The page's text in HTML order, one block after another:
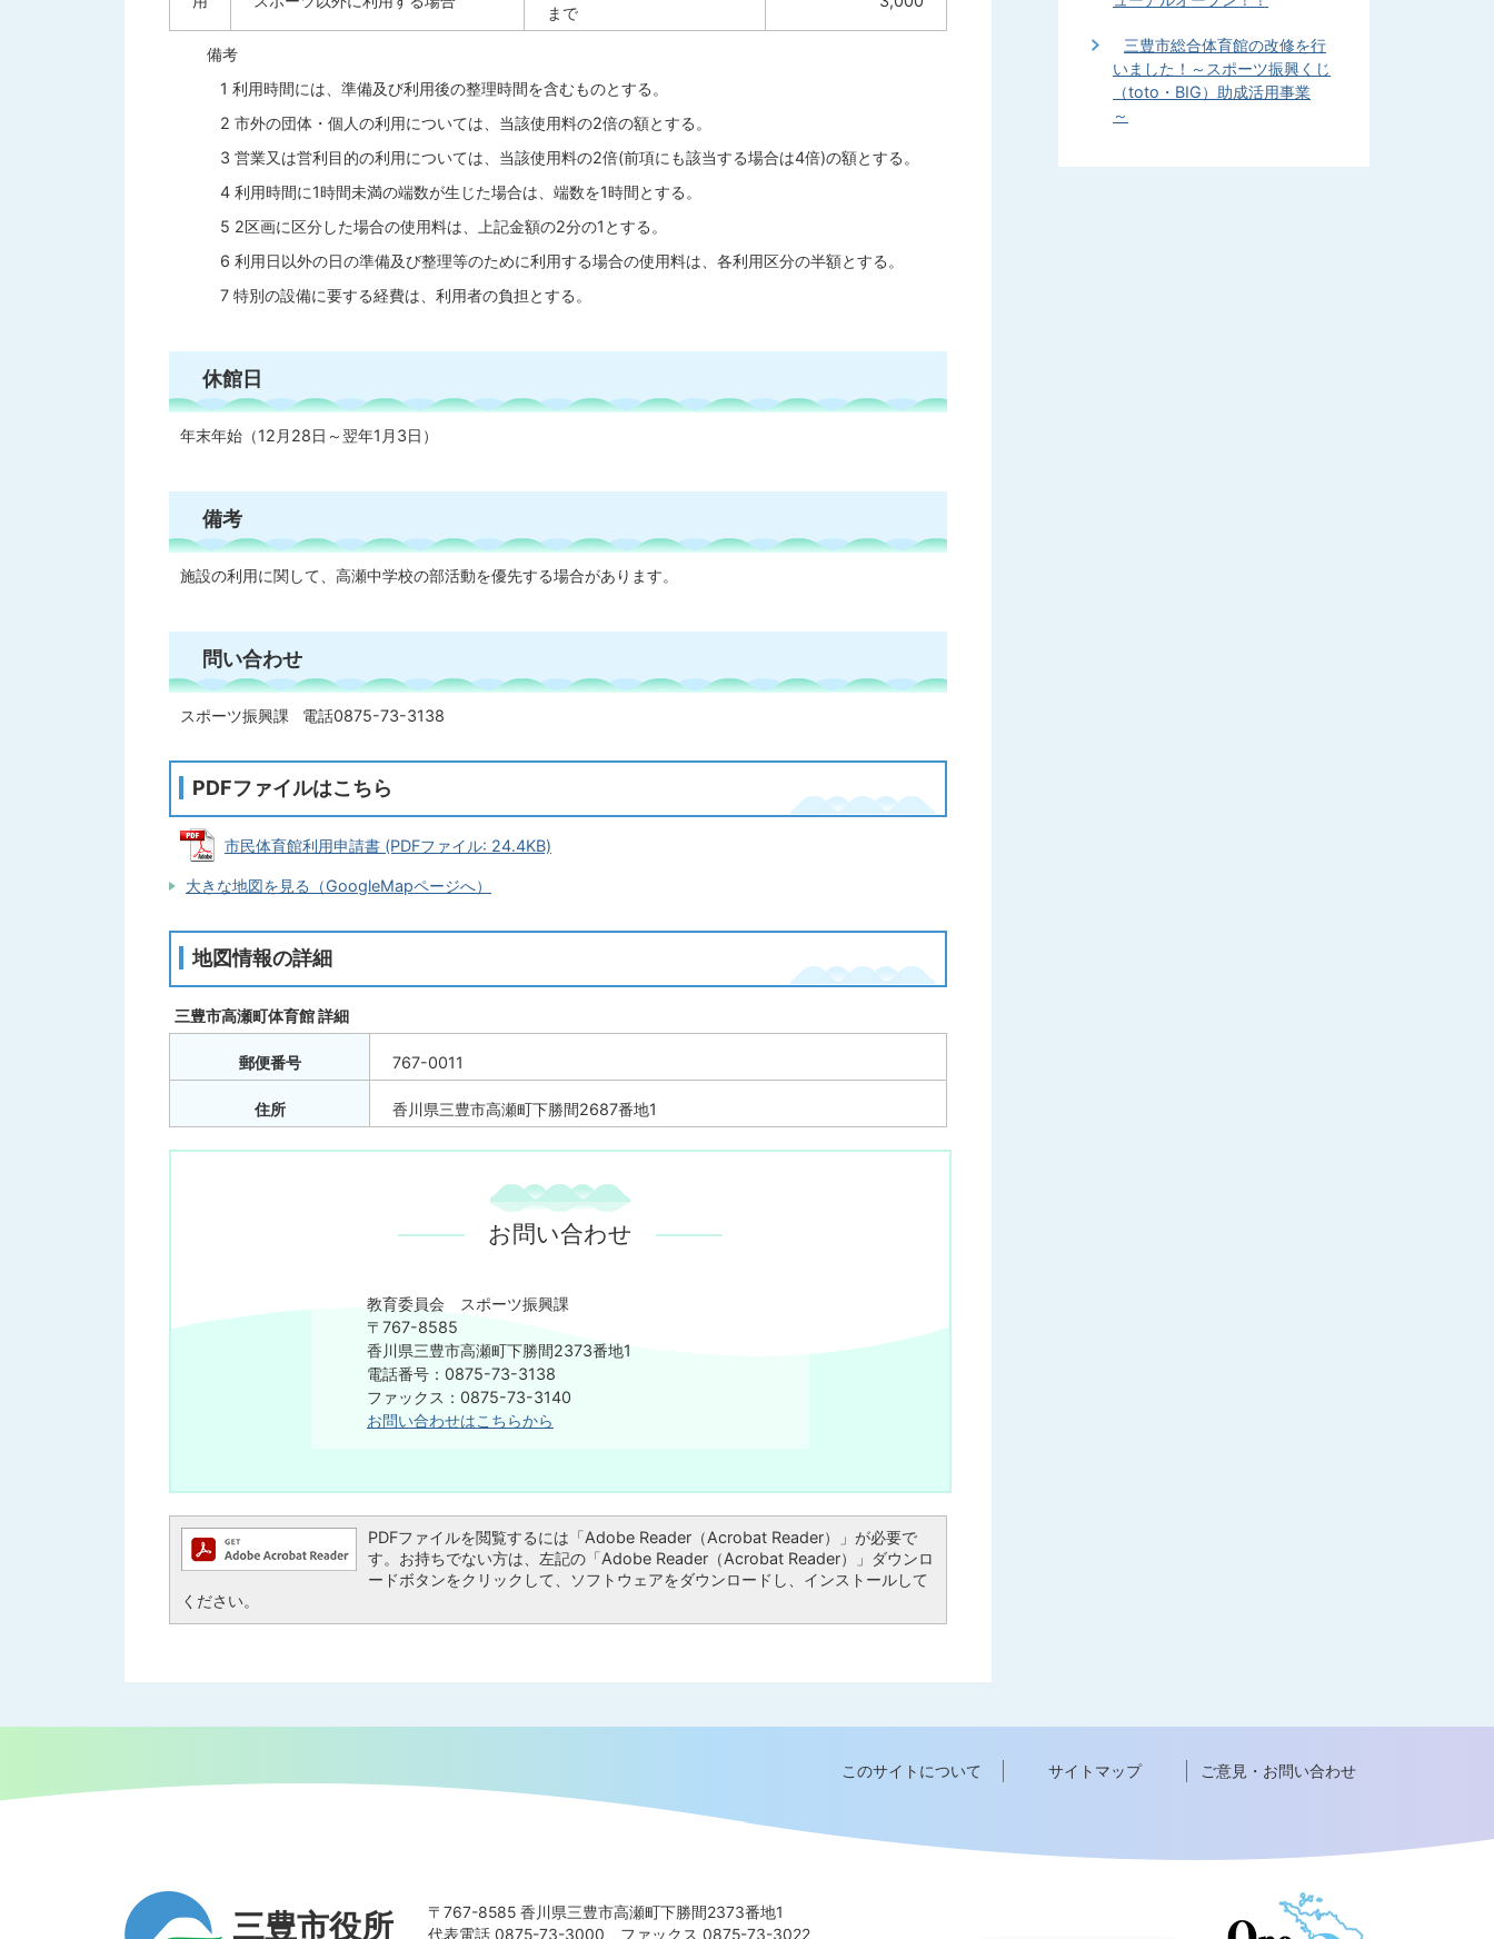
まで
備考
1 利用時間には、準備及び利用後の整理時間を含むものとする。
2 市外の団体・個人の利用については、当該使用料の2倍の額とする。
3 営業又は営利目的の利用については、当該使用料の2倍(前項にも該当する場合は4倍)の額とする。
4 利用時間に1時間未満の端数が生じた場合は、端数を1時間とする。
5 2区画に区分した場合の使用料は、上記金額の2分の1とする。
6 利用日以外の日の準備及び整理等のために利用する場合の使用料は、各利用区分の半額とする。
7 特別の設備に要する経費は、利用者の負担とする。
休館日
年末年始（12月28日～翌年1月3日）
備考
施設の利用に関して、高瀬中学校の部活動を優先する場合があります。
問い合わせ
スポーツ振興課 電話0875-73-3138
PDFファイルはこちら
市民体育館利用申請書 (PDFファイル: 24.4KB)
大きな地図を見る（GoogleMapページへ）
地図情報の詳細
三豊市高瀬町体育館 詳細
郵便番号 767-0011
住所 香川県三豊市高瀬町下勝間2687番地1
お問い合わせ
教育委員会 スポーツ振興課
〒767-8585
香川県三豊市高瀬町下勝間2373番地1
電話番号：0875-73-3138
ファックス：0875-73-3140
お問い合わせはこちらから
PDFファイルを閲覧するには「Adobe Reader（Acrobat Reader）」が必要で
す。お持ちでない方は、左記の「Adobe Reader（Acrobat Reader）」ダウンロ
ードボタンをクリックして、ソフトウェアをダウンロードし、インストールして
ください。
三豊市総合体育館の改修を行
いました！～スポーツ振興くじ
（toto・BIG）助成活用事業
～
このサイトについて サイトマップ ご意見・お問い合わせ
三豊市役所
〒767-8585 香川県三豊市高瀬町下勝間2373番地1
代表電話 0875-73-3000 ファックス 0875-73-3022